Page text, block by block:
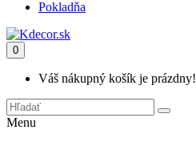
Pokladňa
0
Váš nákupný košík je prázdny!
Menu